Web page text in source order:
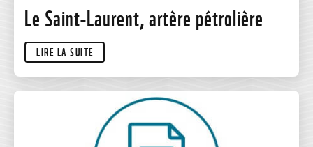
Le Saint-Laurent, artère pétrolière
LIRE LA SUITE